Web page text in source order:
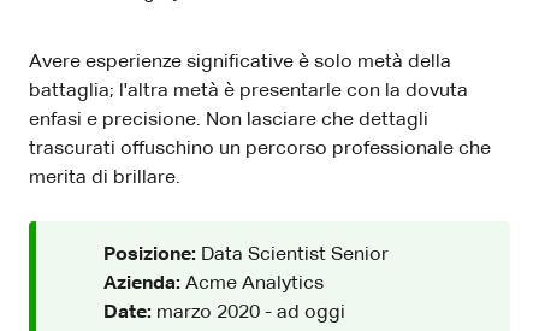
Avere esperienze significative è solo metà della
battaglia; l'altra metà è presentarle con la dovuta
enfasi e precisione. Non lasciare che dettagli
trascurati offuschino un percorso professionale che
merita di brillare.
Posizione: Data Scientist Senior
Azienda: Acme Analytics
Date: marzo 2020 - ad oggi